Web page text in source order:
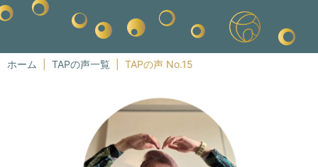
ホーム TAPの声一覧 TAPの声 No.15